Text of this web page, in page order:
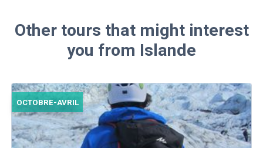
Other tours that might interest
you from Islande
OCTOBRE-AVRIL